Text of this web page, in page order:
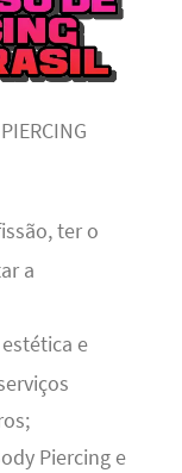
ter o
a
e
Piercing e